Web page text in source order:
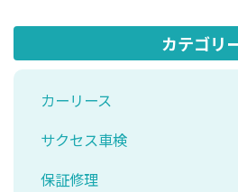
カテゴリ
カーリース
サクセス車検
保証修理